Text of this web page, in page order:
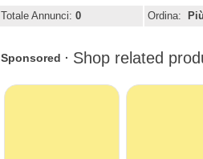
Totale Annunci: 0 Ordina: